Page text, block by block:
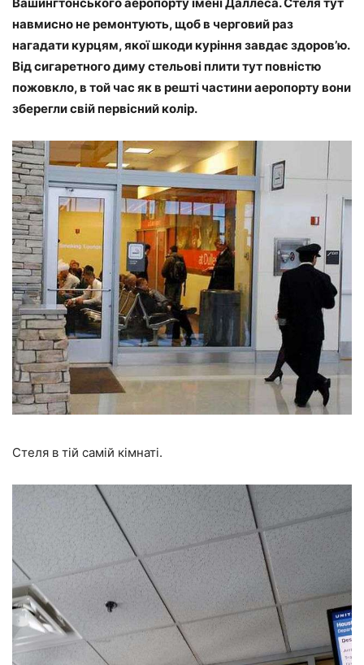
навмисно не ремонтують, щоб в черговий раз
нагадати курцям, якої шкоди куріння завдає здоров’ю.
Від сигаретного диму стельові плити тут повністю
пожовкло, в той час як в решті частини аеропорту вони
зберегли свій первісний колір.
Стеля в тій самій кімнаті.